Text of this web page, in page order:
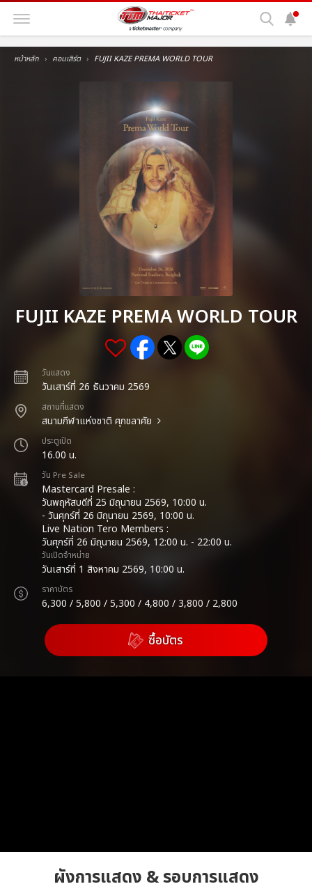
หน้าหลัก คอนเสิร์ต FUJII KAZE PREMA WORLD TOUR
FUJII KAZE PREMA WORLD TOUR
วันแสดง
วันเสาร์ที่ 26 ธันวาคม 2569
สถานที่แสดง
สนามกีฬาแห่งชาติ ศุภชลาศัย
ประตูเปิด
16.00 น.
วัน Pre Sale
Mastercard Presale :
วันพฤหัสบดีที่ 25 มิถุนายน 2569, 10:00 น.
- วันศุกร์ที่ 26 มิถุนายน 2569, 10:00 น.
Live Nation Tero Members :
วันศุกร์ที่ 26 มิถุนายน 2569, 12:00 น. - 22:00 น.
วันเปิดจำหน่าย
วันเสาร์ที่ 1 สิงหาคม 2569, 10:00 น.
ราคาบัตร
6,300 / 5,800 / 5,300 / 4,800 / 3,800 / 2,800
ซื้อบัตร
ผังการแสดง & รอบการแสดง